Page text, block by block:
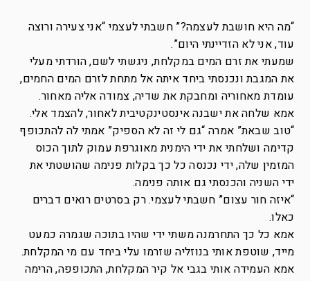
“מה היא חושבת לעצמה?” חשבתי לעצמי “אני צעירה ורוצה
עוד, אני לא הזדיינתי היום”.
שמעתי את זרם המים במקלחת, ניגשתי לשם, הורדתי מעלי
את המגבת ונכנסתי ביחד איתה אל מתחת לזרם המים החמים,
עומדת מאחוריה ומחבקת את שדיה, צמודה אליה מאחור.
אמא שלחה את ישבנה אינסטינקטיבית לאחור, להצמד אלי.
“טוב שבאת” אמרה “גם לי זה לא הספיק” אמתי לה להתכופף
קדימה ושלחתי את ידי הימנית מאוגרפת עמוק לתוך הכוס
המזמין שלה, ידי נכנסה כל כך בקלות פנימה שהושטתי את
ידי השניה והכנסתי גם אותה פנימה.
“איזה חור עצום” חשבתי לעצמי. רק בסרטים רואים דברים
כאלו.
אמא כל כך התחרמנה משתי ידי שהיו בתוכה שגמרה כמעט
מייד, שוטפת אותי בנוזליה שזרמו עלי ביחד עם מי המקלחת.
אמא העמידה אותי בגבי אל קיר המקלחת, התכופפה, הרימה